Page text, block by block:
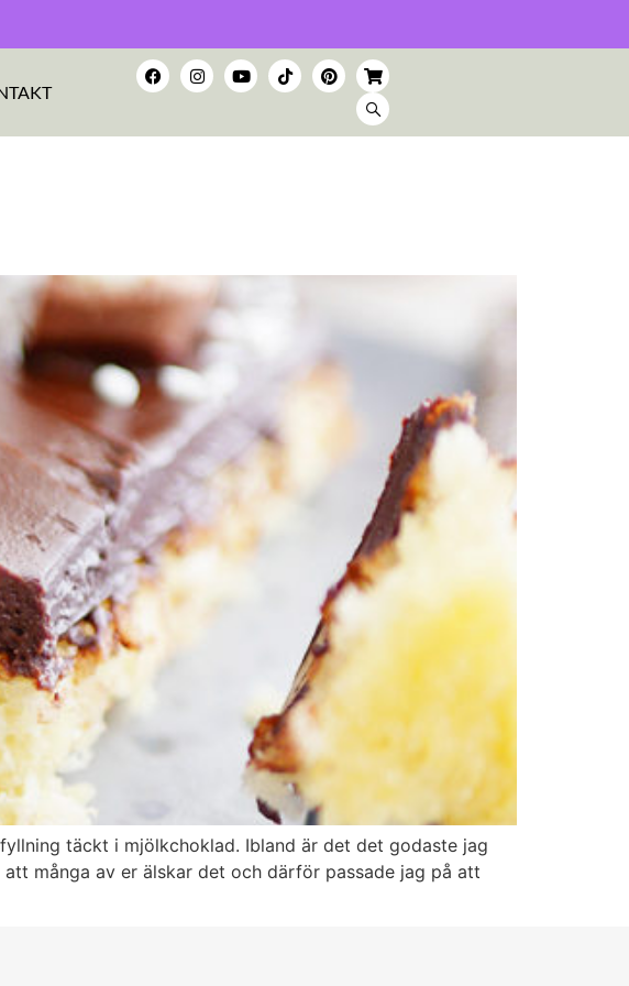
täckt i mjölkchoklad. Ibland är det det godaste jag
många av er älskar det och därför passade jag på att